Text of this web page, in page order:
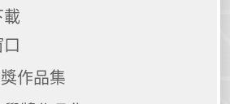
作品集